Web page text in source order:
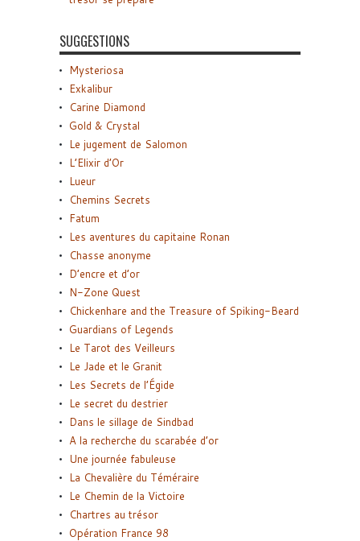
SUGGESTIONS
Mysteriosa
Exkalibur
Carine Diamond
Gold & Crystal
Le jugement de Salomon
L’Elixir d’Or
Lueur
Chemins Secrets
Fatum
Les aventures du capitaine Ronan
Chasse anonyme
D’encre et d’or
N-Zone Quest
Chickenhare and the Treasure of Spiking-Beard
Guardians of Legends
Le Tarot des Veilleurs
Le Jade et le Granit
Les Secrets de l’Égide
Le secret du destrier
Dans le sillage de Sindbad
A la recherche du scarabée d’or
Une journée fabuleuse
La Chevalière du Téméraire
Le Chemin de la Victoire
Chartres au trésor
Opération France 98